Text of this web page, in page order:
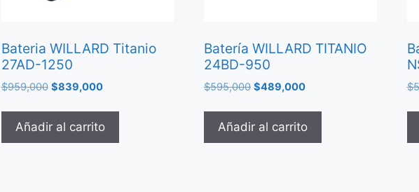
Bateria WILLARD Titanio
27AD-1250
$959,000 $839,000
Añadir al carrito
Batería WILLARD TITANIO
24BD-950
$595,000 $489,000
Añadir al carrito
$